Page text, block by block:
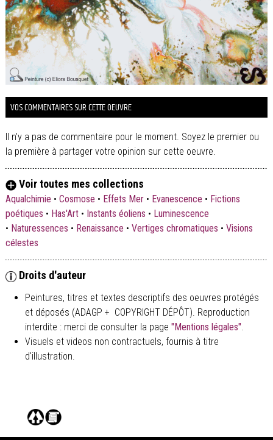
VOS COMMENTAIRES SUR CETTE OEUVRE
Il n'y a pas de commentaire pour le moment. Soyez le premier ou
la première à partager votre opinion sur cette oeuvre.
Voir toutes mes collections
Aqualchimie • Cosmose • Effets Mer• Evanescence • Fictions
poétiques • Has'Art• Instants éoliens • Luminescence
• Naturessences • Renaissance • Vertiges chromatiques • Visions
célestes
Droits d'auteur
Peintures, titres et textes descriptifs des oeuvres protégés
et déposés (ADAGP + COPYRIGHT DÉPÔT). Reproduction
interdite : merci de consulter la page "Mentions légales".
Visuels et videos non contractuels, fournis à titre
d'illustration.